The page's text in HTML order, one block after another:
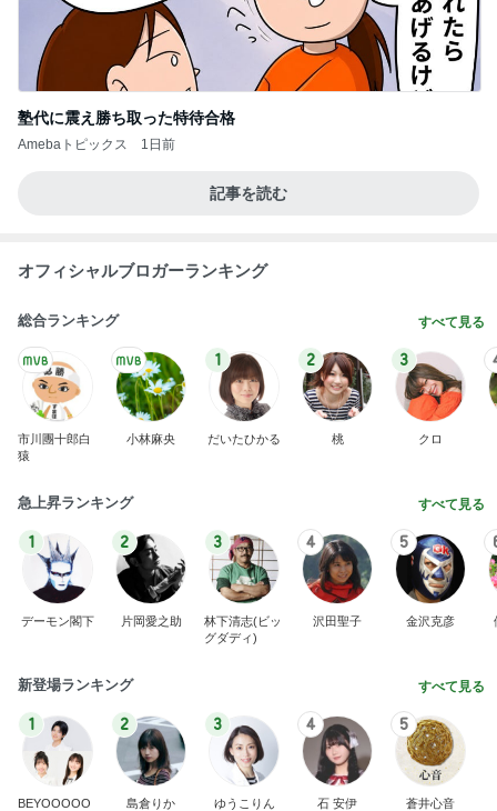
塾代に震え勝ち取った特待合格
Amebaトピックス 1日前
記事を読む
オフィシャルブロガーランキング
総合ランキング すべて見る
市川團十郎白
猿
小林麻央
1
だいたひかる
2
桃
3
クロ
急上昇ランキング すべて見る
1
デーモン閣下
2
片岡愛之助
3
林下清志(ビッ
グダディ)
4
沢田聖子
5
金沢克彦
新登場ランキング すべて見る
1
BEYOOOOO
2
島倉りか
3
ゆうこりん
4
石 安伊
5
蒼井心音